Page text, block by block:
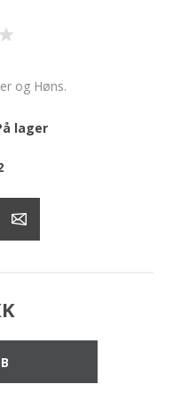
og Høns.
lager